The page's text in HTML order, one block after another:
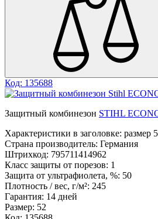
Код: 135688
Защитный комбинезон STIHL
Характеристики в заголовке: размер
Страна производитель: Германия
Штрихкод: 795711414962
Класс защиты от порезов: 1
Защита от ультрафиолета, %: 50
Плотность / вес, г/м²: 245
Гарантия: 14 дней
Размер: 52